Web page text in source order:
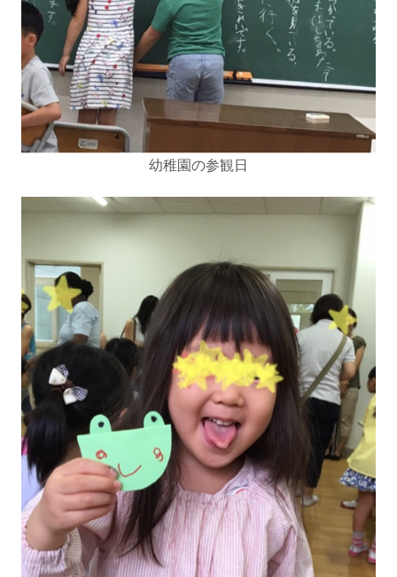
幼稚園の参観日